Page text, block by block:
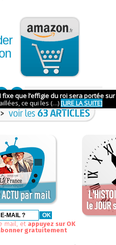
voir les63 ARTICLES
mail, et appuyez sur OK
gratuitement